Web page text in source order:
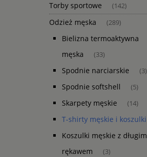
Torby sportowe (142)
Odzież męska (289)
Bielizna termoaktywna
męska
(33)
Spodnie narciarskie (3)
Spodnie softshell (5)
Skarpety męskie (14)
T-shirty męskie i koszulki
Koszulki męskie z długim
rękawem
(3)